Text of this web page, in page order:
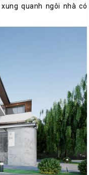
quanh ngôi nhà có